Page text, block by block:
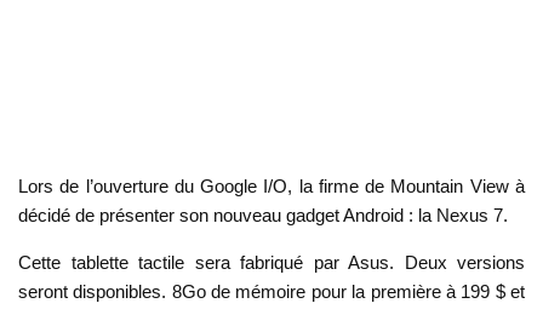
Lors de l’ouverture du Google I/O, la firme de Mountain View à
décidé de présenter son nouveau gadget Android : la Nexus 7.
Cette tablette tactile sera fabriqué par Asus. Deux versions
seront disponibles. 8Go de mémoire pour la première à 199 $ et